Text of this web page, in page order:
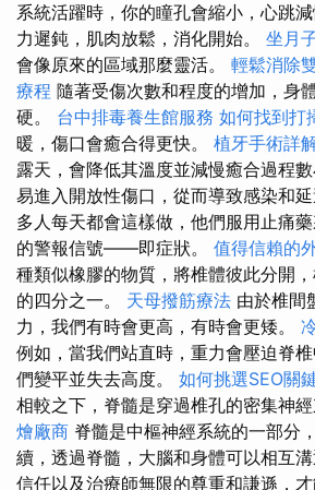
系統活躍時，你的瞳孔會縮小，心跳
力遲鈍，肌肉放鬆，消化開始。 坐月
會像原來的區域那麼靈活。 輕鬆消除
療程 隨著受傷次數和程度的增加，身
硬。 台中排毒養生館服務 如何找到打
暖，傷口會癒合得更快。 植牙手術詳
露天，會降低其溫度並減慢癒合過程
易進入開放性傷口，從而導致感染和
多人每天都會這樣做，他們服用止痛
的警報信號——即症狀。 值得信賴的
種類似橡膠的物質，將椎體彼此分開
的四分之一。 天母撥筋療法 由於椎間
力，我們有時會更高，有時會更矮。
例如，當我們站直時，重力會壓迫脊
們變平並失去高度。 如何挑選SEO關
相較之下，脊髓是穿過椎孔的密集神經
燴廠商 脊髓是中樞神經系統的一部分
續，透過脊髓，大腦和身體可以相互
信任以及治療師無限的尊重和謙遜，才